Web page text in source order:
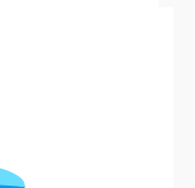
インサイトや